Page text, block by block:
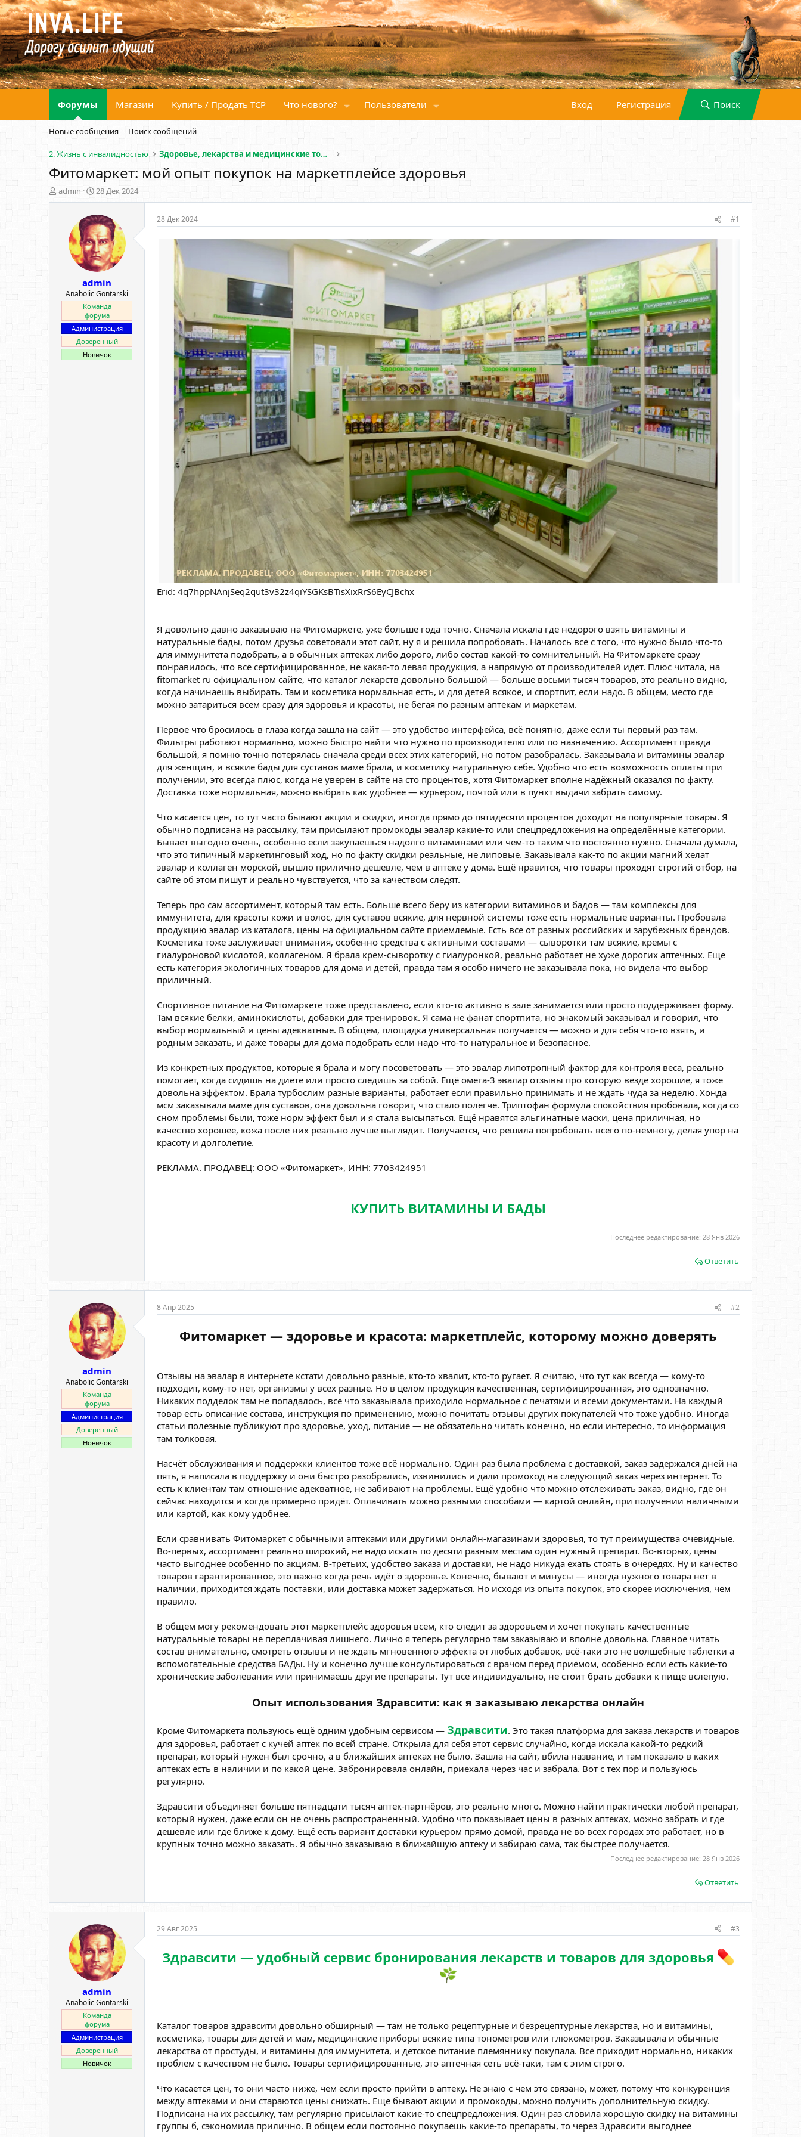
Форумы Магазин Купить / Продать ТСР Что нового? Пользователи Вход Регистрация Поиск
Новые сообщения Поиск сообщений
2. Жизнь с инвалидностью Здоровье, лекарства и медицинские товары
Фитомаркет: мой опыт покупок на маркетплейсе здоровья
А
в
admin
Д
а
а
н
а
ч
а
а
28 Дек 2024
admin
Anabolic Gontarski
Команда
форума
Администрация
Доверенный
Новичок
28 Дек 2024 #1
Erid: 4q7hppNAnjSeq2qut3v32z4qiYSGKsBTisXixRrS6EyCJBchx
Я довольно давно заказываю на Фитомаркете, уже больше года точно. Сначала искала где недорого взять витамины и
натуральные бады, потом друзья советовали этот сайт, ну я и решила попробовать. Началось всё с того, что нужно было что-то
для иммунитета подобрать, а в обычных аптеках либо дорого, либо состав какой-то сомнительный. На Фитомаркете сразу
понравилось, что всё сертифицированное, не какая-то левая продукция, а напрямую от производителей идёт. Плюс читала, на
fitomarket ru официальном сайте, что каталог лекарств довольно большой — больше восьми тысяч товаров, это реально видно,
когда начинаешь выбирать. Там и косметика нормальная есть, и для детей всякое, и спортпит, если надо. В общем, место где
можно затариться всем сразу для здоровья и красоты, не бегая по разным аптекам и маркетам.
Первое что бросилось в глаза когда зашла на сайт — это удобство интерфейса, всё понятно, даже если ты первый раз там.
Фильтры работают нормально, можно быстро найти что нужно по производителю или по назначению. Ассортимент правда
большой, я помню точно потерялась сначала среди всех этих категорий, но потом разобралась. Заказывала и витамины эвалар
для женщин, и всякие бады для суставов маме брала, и косметику натуральную себе. Удобно что есть возможность оплаты при
получении, это всегда плюс, когда не уверен в сайте на сто процентов, хотя Фитомаркет вполне надёжный оказался по факту.
Доставка тоже нормальная, можно выбрать как удобнее — курьером, почтой или в пункт выдачи забрать самому.
Что касается цен, то тут часто бывают акции и скидки, иногда прямо до пятидесяти процентов доходит на популярные товары. Я
обычно подписана на рассылку, там присылают промокоды эвалар какие-то или спецпредложения на определённые категории.
Бывает выгодно очень, особенно если закупаешься надолго витаминами или чем-то таким что постоянно нужно. Сначала думала,
что это типичный маркетинговый ход, но по факту скидки реальные, не липовые. Заказывала как-то по акции магний хелат
эвалар и коллаген морской, вышло прилично дешевле, чем в аптеке у дома. Ещё нравится, что товары проходят строгий отбор, на
сайте об этом пишут и реально чувствуется, что за качеством следят.
Теперь про сам ассортимент, который там есть. Больше всего беру из категории витаминов и бадов — там комплексы для
иммунитета, для красоты кожи и волос, для суставов всякие, для нервной системы тоже есть нормальные варианты. Пробовала
продукцию эвалар из каталога, цены на официальном сайте приемлемые. Есть все от разных российских и зарубежных брендов.
Косметика тоже заслуживает внимания, особенно средства с активными составами — сыворотки там всякие, кремы с
гиалуроновой кислотой, коллагеном. Я брала крем-сыворотку с гиалуронкой, реально работает не хуже дорогих аптечных. Ещё
есть категория экологичных товаров для дома и детей, правда там я особо ничего не заказывала пока, но видела что выбор
приличный.
Спортивное питание на Фитомаркете тоже представлено, если кто-то активно в зале занимается или просто поддерживает форму.
Там всякие белки, аминокислоты, добавки для тренировок. Я сама не фанат спортпита, но знакомый заказывал и говорил, что
выбор нормальный и цены адекватные. В общем, площадка универсальная получается — можно и для себя что-то взять, и
родным заказать, и даже товары для дома подобрать если надо что-то натуральное и безопасное.
Из конкретных продуктов, которые я брала и могу посоветовать — это эвалар липотропный фактор для контроля веса, реально
помогает, когда сидишь на диете или просто следишь за собой. Ещё омега-3 эвалар отзывы про которую везде хорошие, я тоже
довольна эффектом. Брала турбослим разные варианты, работает если правильно принимать и не ждать чуда за неделю. Хонда
мсм заказывала маме для суставов, она довольна говорит, что стало полегче. Триптофан формула спокойствия пробовала, когда со
сном проблемы были, тоже норм эффект был и я стала высыпаться. Ещё нравятся альгинатные маски, цена приличная, но
качество хорошее, кожа после них реально лучше выглядит. Получается, что решила попробовать всего по-немногу, делая упор на
красоту и долголетие.
РЕКЛАМА. ПРОДАВЕЦ: ООО «Фитомаркет», ИНН: 7703424951
КУПИТЬ ВИТАМИНЫ И БАДЫ
Последнее редактирование: 28 Янв 2026
Ответить
admin
Anabolic Gontarski
Команда
форума
Администрация
Доверенный
Новичок
8 Апр 2025 #2
Фитомаркет — здоровье и красота: маркетплейс, которому можно доверять
Отзывы на эвалар в интернете кстати довольно разные, кто-то хвалит, кто-то ругает. Я считаю, что тут как всегда — кому-то
подходит, кому-то нет, организмы у всех разные. Но в целом продукция качественная, сертифицированная, это однозначно.
Никаких подделок там не попадалось, всё что заказывала приходило нормальное с печатями и всеми документами. На каждый
товар есть описание состава, инструкция по применению, можно почитать отзывы других покупателей что тоже удобно. Иногда
статьи полезные публикуют про здоровье, уход, питание — не обязательно читать конечно, но если интересно, то информация
там толковая.
Насчёт обслуживания и поддержки клиентов тоже всё нормально. Один раз была проблема с доставкой, заказ задержался дней на
пять, я написала в поддержку и они быстро разобрались, извинились и дали промокод на следующий заказ через интернет. То
есть к клиентам там отношение адекватное, не забивают на проблемы. Ещё удобно что можно отслеживать заказ, видно, где он
сейчас находится и когда примерно придёт. Оплачивать можно разными способами — картой онлайн, при получении наличными
или картой, как кому удобнее.
Если сравнивать Фитомаркет с обычными аптеками или другими онлайн-магазинами здоровья, то тут преимущества очевидные.
Во-первых, ассортимент реально широкий, не надо искать по десяти разным местам один нужный препарат. Во-вторых, цены
часто выгоднее особенно по акциям. В-третьих, удобство заказа и доставки, не надо никуда ехать стоять в очередях. Ну и качество
товаров гарантированное, это важно когда речь идёт о здоровье. Конечно, бывают и минусы — иногда нужного товара нет в
наличии, приходится ждать поставки, или доставка может задержаться. Но исходя из опыта покупок, это скорее исключения, чем
правило.
В общем могу рекомендовать этот маркетплейс здоровья всем, кто следит за здоровьем и хочет покупать качественные
натуральные товары не переплачивая лишнего. Лично я теперь регулярно там заказываю и вполне довольна. Главное читать
состав внимательно, смотреть отзывы и не ждать мгновенного эффекта от любых добавок, всё-таки это не волшебные таблетки а
вспомогательные средства БАДы. Ну и конечно лучше консультироваться с врачом перед приёмом, особенно если есть какие-то
хронические заболевания или принимаешь другие препараты. Тут все индивидуально, не стоит брать добавки к пище вслепую.
Опыт использования Здравсити: как я заказываю лекарства онлайн
Кроме Фитомаркета пользуюсь ещё одним удобным сервисом — Здравсити. Это такая платформа для заказа лекарств и товаров
для здоровья, работает с кучей аптек по всей стране. Открыла для себя этот сервис случайно, когда искала какой-то редкий
препарат, который нужен был срочно, а в ближайших аптеках не было. Зашла на сайт, вбила название, и там показало в каких
аптеках есть в наличии и по какой цене. Забронировала онлайн, приехала через час и забрала. Вот с тех пор и пользуюсь
регулярно.
Здравсити объединяет больше пятнадцати тысяч аптек-партнёров, это реально много. Можно найти практически любой препарат,
который нужен, даже если он не очень распространённый. Удобно что показывает цены в разных аптеках, можно забрать и где
дешевле или где ближе к дому. Ещё есть вариант доставки курьером прямо домой, правда не во всех городах это работает, но в
крупных точно можно заказать. Я обычно заказываю в ближайшую аптеку и забираю сама, так быстрее получается.
Последнее редактирование: 28 Янв 2026
Ответить
admin
Anabolic Gontarski
Команда
форума
Администрация
Доверенный
Новичок
29 Авг 2025 #3
Здравсити — удобный сервис бронирования лекарств и товаров для здоровья
Каталог товаров здравсити довольно обширный — там не только рецептурные и безрецептурные лекарства, но и витамины,
косметика, товары для детей и мам, медицинские приборы всякие типа тонометров или глюкометров. Заказывала и обычные
лекарства от простуды, и витамины для иммунитета, и детское питание племяннику покупала. Всё приходит нормально, никаких
проблем с качеством не было. Товары сертифицированные, это аптечная сеть всё-таки, там с этим строго.
Что касается цен, то они часто ниже, чем если просто прийти в аптеку. Не знаю с чем это связано, может, потому что конкуренция
между аптеками и они стараются цены снижать. Ещё бывают акции и промокоды, можно получить дополнительную скидку.
Подписана на их рассылку, там регулярно присылают какие-то спецпредложения. Один раз словила хорошую скидку на витамины
группы б, сэкономила прилично. В общем если постоянно покупаешь какие-то препараты, то через Здравсити выгоднее